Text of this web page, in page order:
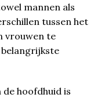
mannen als
tussen het
vrouwen te
belangrijkste
hoofdhuid is